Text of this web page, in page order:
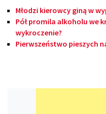
Młodzi kierowcy giną w
Pół promila alkoholu we
wykroczenie?
Pierwszeństwo pieszych